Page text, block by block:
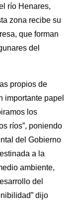
río Henares,
zona recibe su
que forman
del
propios de
importante papel
los
ríos”, poniendo
del Gobierno
a la
ambiente,
del
dijo